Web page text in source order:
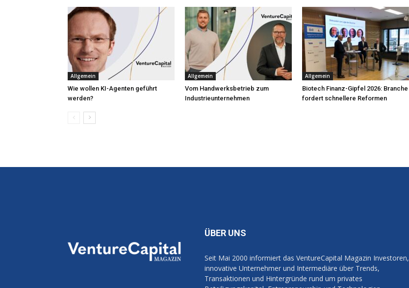
Allgemein
Wie wollen KI-Agenten geführt
werden?
Allgemein
Vom Handwerksbetrieb zum
Industrieunternehmen
Allgemein
Biotech Finanz-Gipfel 2026: Branche
fordert schnellere Reformen
ÜBER UNS
Seit Mai 2000 informiert das VentureCapital Magazin Investoren,
innovative Unternehmer und Intermediäre über Trends,
Transaktionen und Hintergründe rund um privates